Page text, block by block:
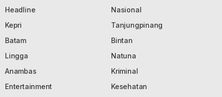
Headline
Nasional
Kepri
Tanjungpinang
Batam
Bintan
Lingga
Natuna
Anambas
Kriminal
Entertainment
Kesehatan